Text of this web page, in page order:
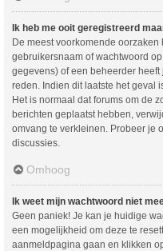
Ik heb me ooit geregistreerd
De meest voorkomende
gebruikersnaam of wachtwoord
gegevens) of een beheerder
reden. Indien dit laatste het geval
Het is normaal dat forums om de
berichten geplaatst hebben,
omvang te verkleinen. Probeer je
discussies.
Omhoog
Ik weet mijn wachtwoord niet
Geen paniek! Je kan je huidige
een mogelijkheid om deze te
aanmeldpagina gaan en klikken